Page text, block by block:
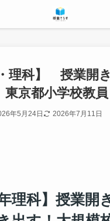
・理科】 授業開
京都小学校教
年5月24日 2026年7月11日
理科】授業開